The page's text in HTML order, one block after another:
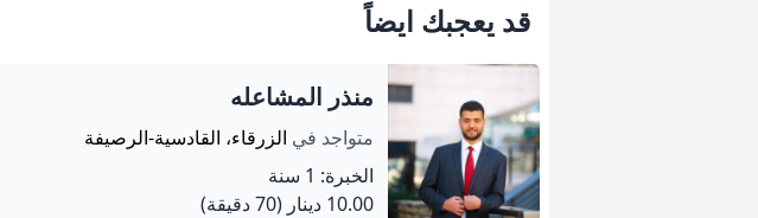
قد يعجبك ايضاً
منذر المشاعله
متواجد في الزرقاء، القادسية-الرصيفة
الخبرة: 1 سنة
10.00 دينار
(70 دقيقة)